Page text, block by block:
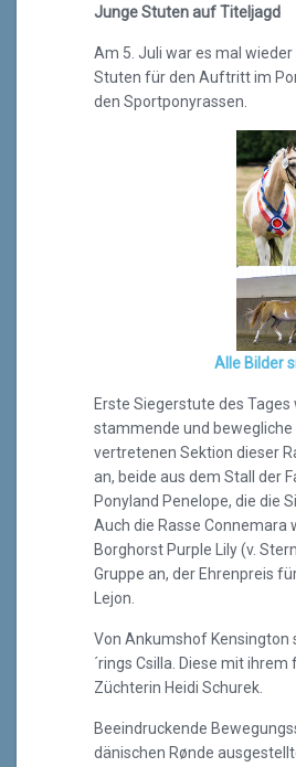
Junge Stuten auf Titeljagd
Am 5. Juli war es mal
Stuten für den Auftritt im
den Sportponyrassen.
Alle Bilder
Erste Siegerstute des
stammende und bewegliche
vertretenen Sektion dieser
an, beide aus dem Stall der
Ponyland Penelope, die die
Auch die Rasse
Borghorst Purple Lily (v.
Gruppe an, der Ehrenpreis
Lejon.
Von Ankumshof
´rings Csilla. Diese mit
Züchterin Heidi Schurek.
Beeindruckende
dänischen Rønde